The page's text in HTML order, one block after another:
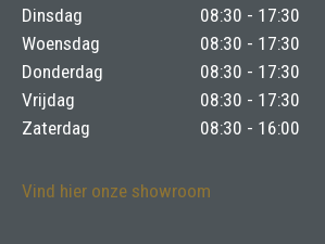
Dinsdag
08:30 - 17:30
Woensdag
08:30 - 17:30
Donderdag
08:30 - 17:30
Vrijdag
08:30 - 17:30
Zaterdag
08:30 - 16:00
Vind hier onze showroom